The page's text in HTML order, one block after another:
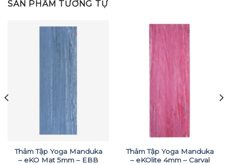
SẢN PHẨM TƯƠNG TỰ
Thảm Tập Yoga Manduka
– eKO Mat 5mm – EBB
Thảm Tập Yoga Manduka
– eKOlite 4mm – Carval